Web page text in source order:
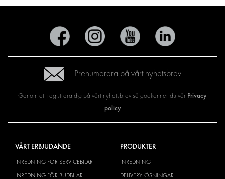
Prenumerera på vårt nyhetsbrev
Genom att registrera dig på vårt nyhetsbrev så godkänner du vår Privacy
policy
VÅRT ERBJUDANDE
INREDNING FÖR SERVICEBILAR
INREDNING FÖR BUDBILAR
PRODUKTER
INREDNING
DELIVERYLÖSNINGAR